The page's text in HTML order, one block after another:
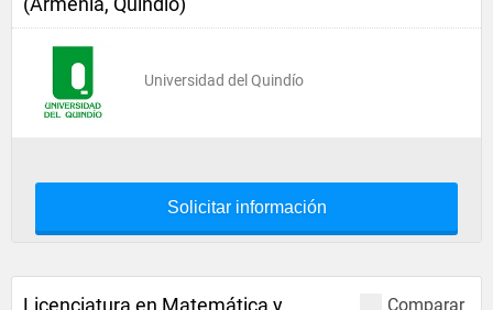
Universidad del Quindío
Solicitar información
Comparar
Licenciatura en Matemática y